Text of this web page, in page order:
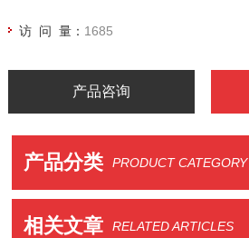
访 问 量： 1685
产品咨询
产品分类 PRODUCT CATEGORY
相关文章 RELATED ARTICLES